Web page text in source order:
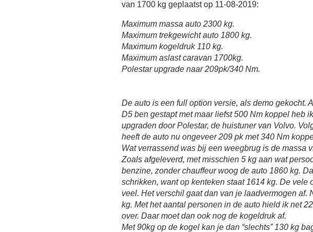
van 1700 kg geplaatst op 11-08-2019:
Maximum massa auto 2300 kg.
Maximum trekgewicht auto 1800 kg.
Maximum kogeldruk 110 kg.
Maximum aslast caravan 1700kg.
Polestar upgrade naar 209pk/340 Nm.
De auto is een full option versie, als demo gekocht.
D5 ben gestapt met maar liefst 500 Nm koppel heb
upgraden door Polestar, de huistuner van Volvo.
heeft de auto nu ongeveer 209 pk met 340 Nm
Wat verrassend was bij een weegbrug is de massa
Zoals afgeleverd, met misschien 5 kg aan wat
benzine, zonder chauffeur woog de auto 1860 kg.
schrikken, want op kenteken staat 1614 kg. De vele
veel. Het verschil gaat dan van je laadvermogen af.
kg. Met het aantal personen in de auto hield ik net
over. Daar moet dan ook nog de kogeldruk af.
Met 90kg op de kogel kan je dan “slechts” 130 kg